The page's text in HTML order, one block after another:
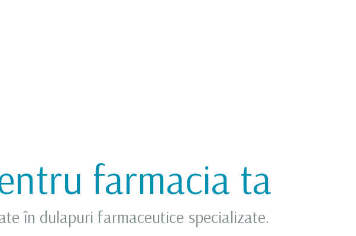
farmacia ta
în dulapuri farmaceutice specializate.